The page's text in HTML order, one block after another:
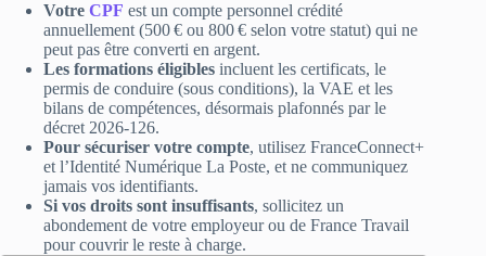
Votre CPF est un compte personnel crédité
annuellement (500 € ou 800 € selon votre statut) qui ne
peut pas être converti en argent.
Les formations éligibles incluent les certificats, le
permis de conduire (sous conditions), la VAE et les
bilans de compétences, désormais plafonnés par le
décret 2026‑126.
Pour sécuriser votre compte, utilisez FranceConnect+
et l’Identité Numérique La Poste, et ne communiquez
jamais vos identifiants.
Si vos droits sont insuffisants, sollicitez un
abondement de votre employeur ou de France Travail
pour couvrir le reste à charge.